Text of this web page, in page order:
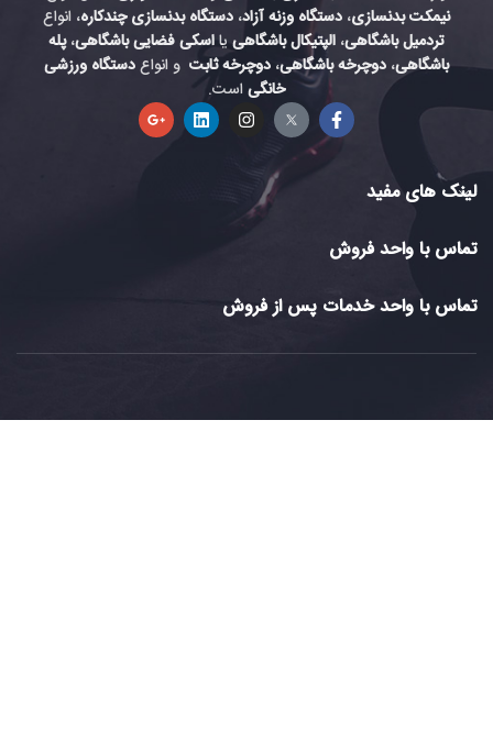
نیمکت بدنسازی، دستگاه وزنه آزاد، دستگاه بدنسازی چندکاره، انواع
تردمیل باشگاهی، الپتیکال باشگاهی یااسکی فضایی باشگاهی،پله
باشگاهی، دوچرخه باشگاهی، دوچرخه ثابت و انواعدستگاه ورزشی
خانگیاست.
لینک های مفید
تماس با واحد فروش
تماس با واحد خدمات پس از فروش